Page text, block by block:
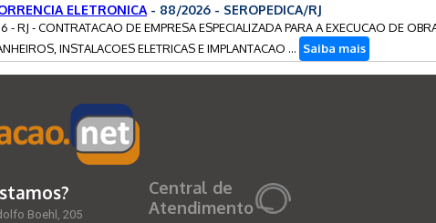
ELETRONICA - 88/2026 - SEROPEDICA/RJ
- RJ - CONTRATACAO DE EMPRESA ESPECIALIZADA PARA A EXECUCAO DE
INSTALACOES ELETRICAS E IMPLANTACAO ... Saiba mais
Boehl, 205
Central de
Atendimento